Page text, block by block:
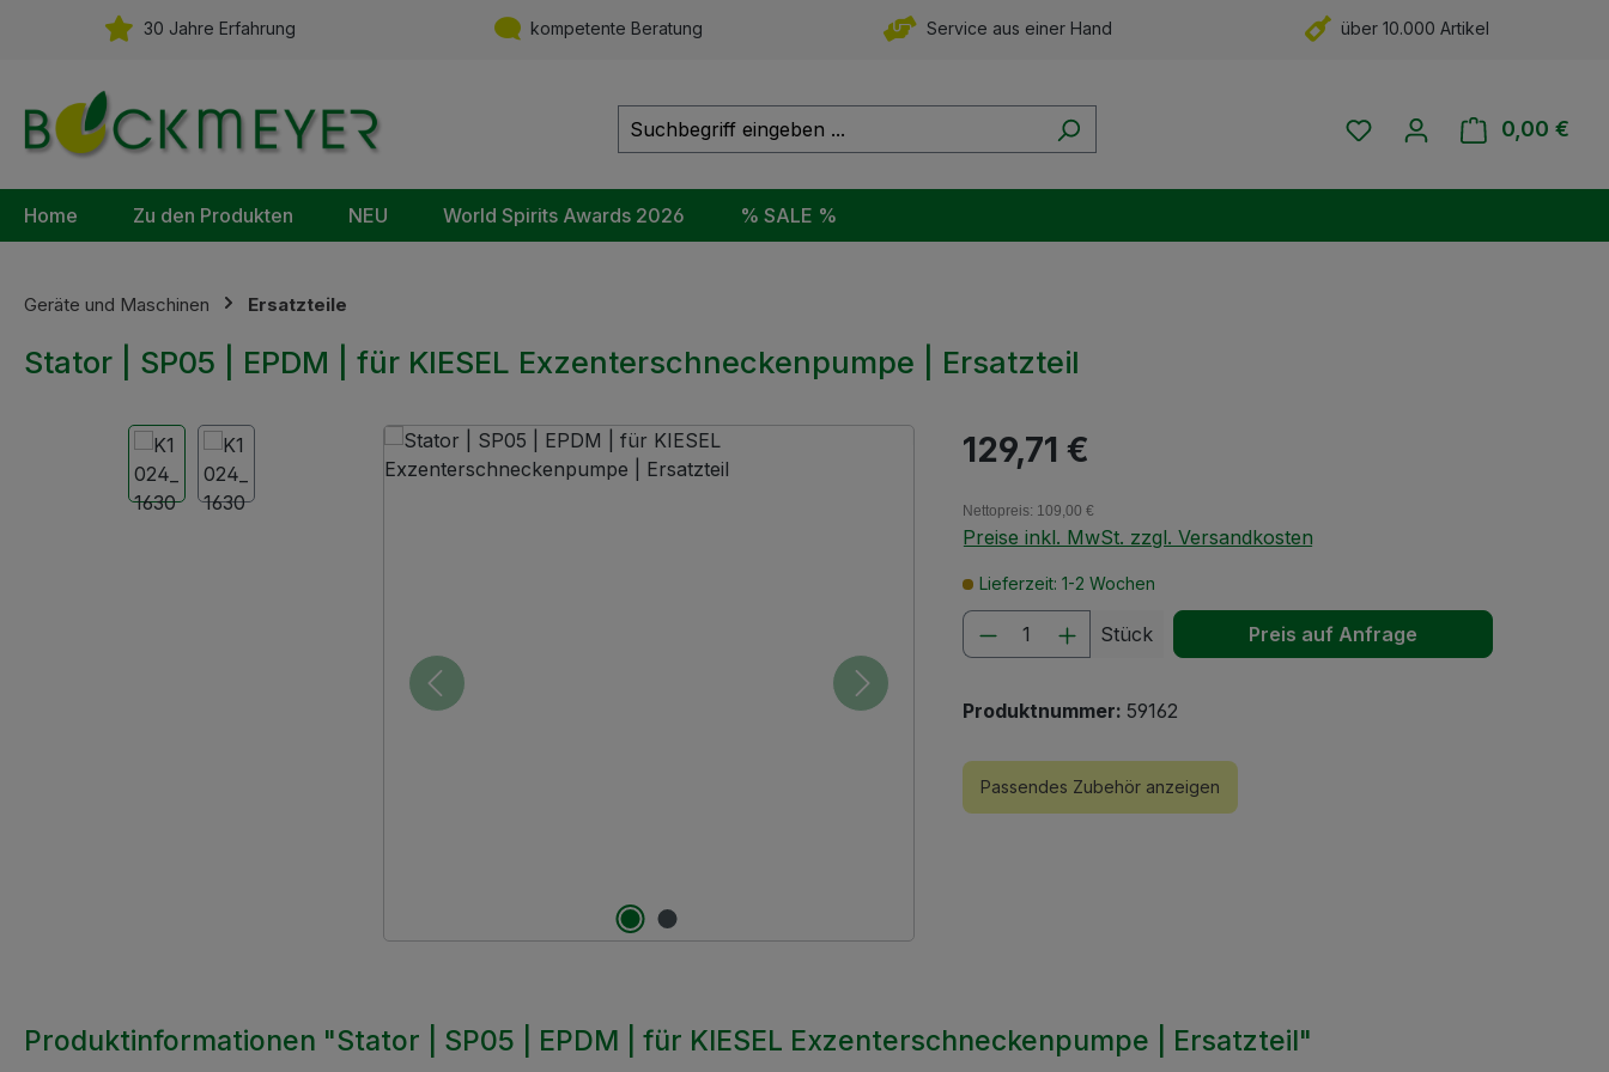
Hauptinhalt springen
Zur Suche springen
Zur Hauptnavigation springen
30 Jahre Erfahrung kompetente Beratung Service aus einer Hand über 10.000 Artikel
Du hast 0 Produkte auf
0,00 €
Home Zu den Produkten NEU World Spirits Awards 2026 % SALE %
Geräte und Maschinen Ersatzteile
Stator | SP05 | EPDM | für KIESEL Exzenterschneckenpumpe | Ersatzteil
Bildergalerie überspringen Regulärer Preis:
129,71 €
Nettopreis: 109,00 €
Preise inkl. MwSt. zzgl. Versandkosten
Lieferzeit: 1-2 Wochen
Produkt Anzahl: Gib den gewünschten Wert
Stück Preis auf Anfrage
Produktnummer: 59162
Passendes Zubehör anzeigen
Produktinformationen "Stator | SP05 | EPDM | für KIESEL Exzenterschneckenpumpe | Ersatzteil"